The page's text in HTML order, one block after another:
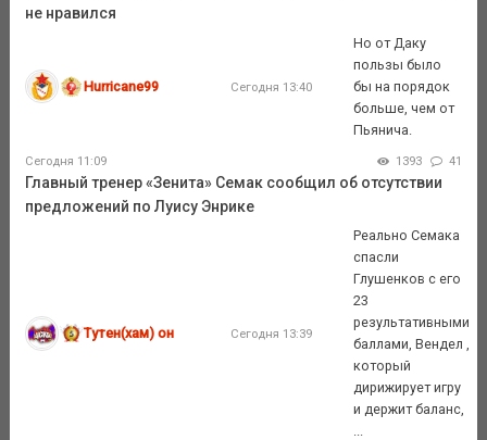
не нравился
Hurricane99 Сегодня 13:40
Но от Даку
пользы было
бы на порядок
больше, чем от
Пьянича.
Сегодня 11:09 1393 41
Главный тренер «Зенита» Семак сообщил об отсутствии
предложений по Луису Энрике
Тутен(хам) он Сегодня 13:39
Реально Семака
спасли
Глушенков с его
23
результативными
баллами, Вендел ,
который
дирижирует игру
и держит баланс,